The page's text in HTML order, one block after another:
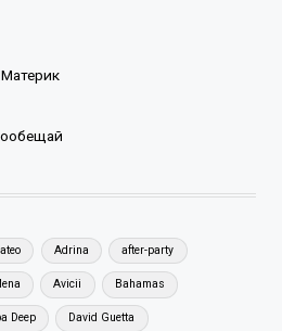
Adrina after-party
Avicii Bahamas
Deep David Guetta